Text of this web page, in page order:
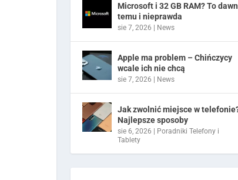
Microsoft i 32 GB RAM? To
temu i nieprawda
sie 7, 2026 | News
Apple ma problem – Chińczycy
wcale ich nie chcą
sie 7, 2026 | News
Jak zwolnić miejsce w
Najlepsze sposoby
sie 6, 2026 | Poradniki Telefony i
Tablety